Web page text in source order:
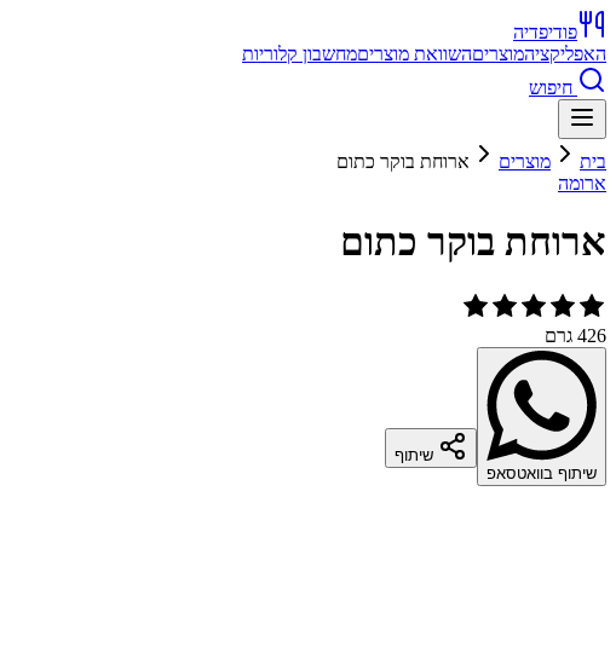
פודיפדיה
האפליקציהמוצריםהשוואת מוצריםמחשבון קלוריות
חיפוש
בית מוצרים
ארוחת בוקר כתום
ארומה
ארוחת בוקר כתום
426 גרם
שיתוף בוואטסאפ
שיתוף